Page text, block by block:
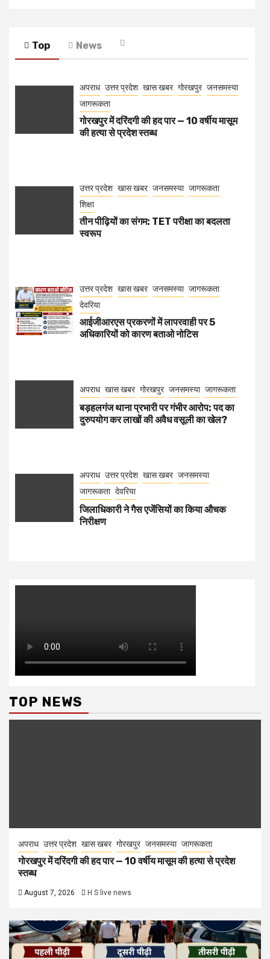
Top News
अपराध उत्तर प्रदेश खास खबर गोरखपुर जनसमस्या
जागरूकता
गोरखपुर में दरिंदगी की हद पार — 10 वर्षीय मासूम
की हत्या से प्रदेश स्तब्ध
उत्तर प्रदेश खास खबर जनसमस्या जागरूकता
शिक्षा
तीन पीढ़ियों का संगम: TET परीक्षा का बदलता
स्वरूप
उत्तर प्रदेश खास खबर जनसमस्या जागरूकता
देवरिया
आईजीआरएस प्रकरणों में लापरवाही पर 5
अधिकारियों को कारण बताओ नोटिस
अपराध खास खबर गोरखपुर जनसमस्या जागरूकता
बड़हलगंज थाना प्रभारी पर गंभीर आरोप: पद का
दुरुपयोग कर लाखों की अवैध वसूली का खेल?
अपराध उत्तर प्रदेश खास खबर जनसमस्या
जागरूकता देवरिया
जिलाधिकारी ने गैस एजेंसियों का किया औचक
निरीक्षण
TOP NEWS
अपराध उत्तर प्रदेश खास खबर गोरखपुर जनसमस्या जागरूकता
गोरखपुर में दरिंदगी की हद पार — 10 वर्षीय मासूम की हत्या से प्रदेश
स्तब्ध
August 7, 2026 H S live news